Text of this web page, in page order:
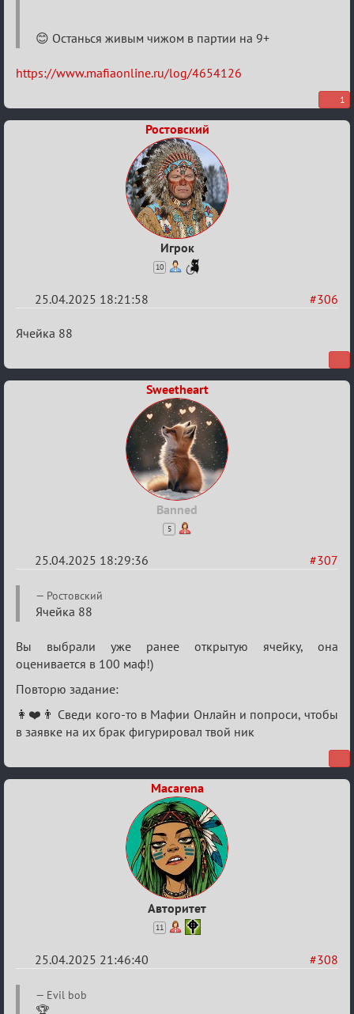
😊 Останься живым чижом в партии на 9+
https://www.mafiaonline.ru/log/4654126
1
Ростовский
Игрок
10
#306
25.04.2025 18:21:58
Re:
⚡Evil
Ячейка 88
Sweetheart
Banned
5
#307
25.04.2025 18:29:36
Re:
Sweet
Ростовский
Ячейка 88
Вы выбрали уже ранее открытую ячейку, она
оценивается в 100 маф!)
Повторю задание:
👩❤️👨 Сведи кого-то в Мафии Онлайн и попроси, чтобы
в заявке на их брак фигурировал твой ник
Macarena
Авторитет
11
#308
25.04.2025 21:46:40
Re:
Evil bob
🏆